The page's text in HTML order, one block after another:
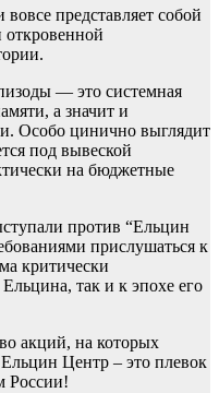
представляет собой
откровенной
— это системная
а значит и
Особо цинично выглядит
под вывеской
на бюджетные
против “Ельцин
прислушаться к
критически
так и к эпохе его
акций, на которых
Центр – это плевок
России!